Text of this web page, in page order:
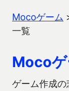
Mocoゲーム
一覧
Moco
ゲーム作成